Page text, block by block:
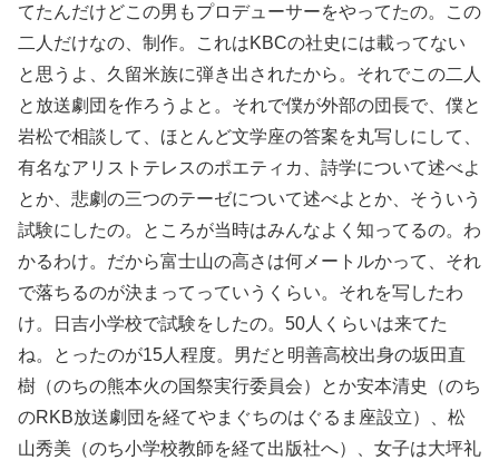
てたんだけどこの男もプロデューサーをやってたの。この
二人だけなの、制作。これはKBCの社史には載ってない
と思うよ、久留米族に弾き出されたから。それでこの二人
と放送劇団を作ろうよと。それで僕が外部の団長で、僕と
岩松で相談して、ほとんど文学座の答案を丸写しにして、
有名なアリストテレスのポエティカ、詩学について述べよ
とか、悲劇の三つのテーゼについて述べよとか、そういう
試験にしたの。ところが当時はみんなよく知ってるの。わ
かるわけ。だから富士山の高さは何メートルかって、それ
で落ちるのが決まってっていうくらい。それを写したわ
け。日吉小学校で試験をしたの。50人くらいは来てた
ね。とったのが15人程度。男だと明善高校出身の坂田直
樹（のちの熊本火の国祭実行委員会）とか安本清史（のち
のRKB放送劇団を経てやまぐちのはぐるま座設立）、松
山秀美（のち小学校教師を経て出版社へ）、女子は大坪礼